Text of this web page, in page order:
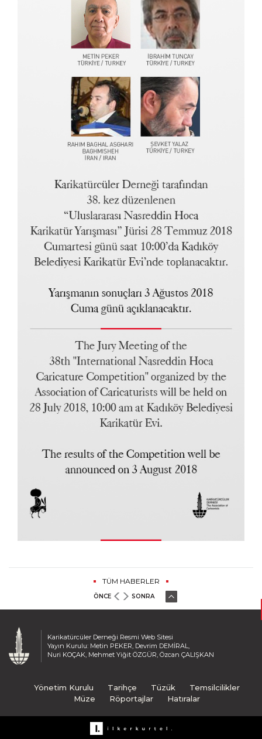
TÜM HABERLER
ÖNCE SONRA
Karikatürcüler Derneği Resmi Web Sitesi
Yayın Kurulu: Metin PEKER, Devrim DEMİRAL,
Nuri KOÇAK, Mehmet Yiğit ÖZGÜR, Özcan ÇALIŞKAN
Yönetim Kurulu Tarihçe Tüzük
Temsilcilikler
Müze
Röportajlar Hatıralar